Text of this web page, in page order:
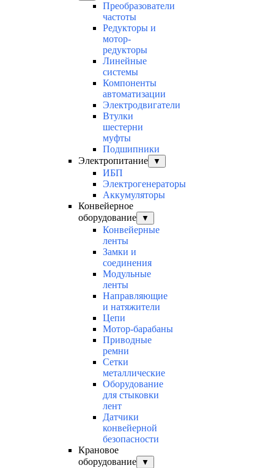
Преобразователи
частоты
Редукторы и
мотор-
редукторы
Линейные
системы
Компоненты
автоматизации
Электродвигатели
Втулки
шестерни
муфты
Подшипники
Электропитание
▼
ИБП
Электрогенераторы
Аккумуляторы
Конвейерное
оборудование
▼
Конвейерные
ленты
Замки и
соединения
Модульные
ленты
Направляющие
и натяжители
Цепи
Мотор-барабаны
Приводные
ремни
Сетки
металлические
Оборудование
для стыковки
лент
Датчики
конвейерной
безопасности
Крановое
оборудование
▼